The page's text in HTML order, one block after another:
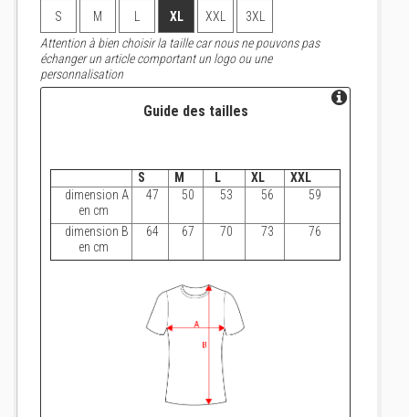
S M XL XXL
3XL
Attention à bien choisir la taille car nous ne pouvons pas
échanger un article comportant un logo ou une
personnalisation
Guide des tailles
S M L XL
XXL
dimension A
en cm
47 50 53 56 59
dimension B
en cm
64 67 70 73 76